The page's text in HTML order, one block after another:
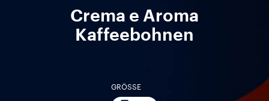
Crema e Aroma
Kaffeebohnen
GRÖSSE